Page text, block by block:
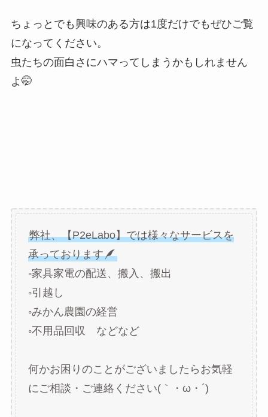
ちょっとでも興味のある方は1度だけでもぜひご覧
になってください。
虫たちの面白さにハマってしまうかもしれません
よ🤭
弊社、【P2eLabo】では様々なサービスを
承っております
◦家具家電の配送、搬入、搬出
◦引越し
◦みかん農園の経営
◦不用品回収 などなど
何かお困りのことがございましたらお気軽
にご相談・ご連絡ください(｀・ω・´)ゞ